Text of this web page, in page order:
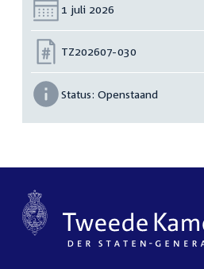
Datum:
1 juli 2026
Nummer:
TZ202607-030
Status: Openstaand